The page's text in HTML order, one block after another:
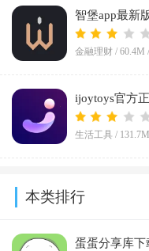
智堡app最新
金融理财 / 60.4M /
ijoytoys官方
生活工具 / 131.7M
本类排行
蛋蛋分享库